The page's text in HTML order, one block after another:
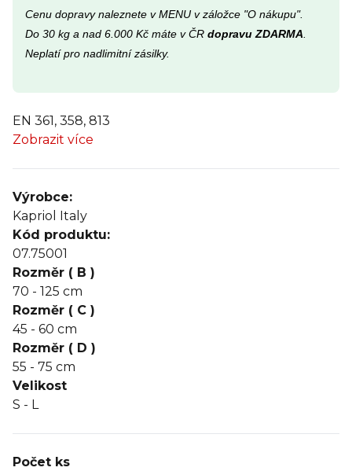
Cenu dopravy naleznete v MENU v záložce "O nákupu".
Do 30 kg a nad 6.000 Kč máte v ČR dopravu ZDARMA
Neplatí pro nadlimitní zásilky.
EN 361, 358, 813
Zobrazit více
Výrobce:
Kapriol Italy
Kód produktu:
07.75001
Rozměr ( B )
70 - 125 cm
Rozměr ( C )
45 - 60 cm
Rozměr ( D )
55 - 75 cm
Velikost
S - L
Počet ks